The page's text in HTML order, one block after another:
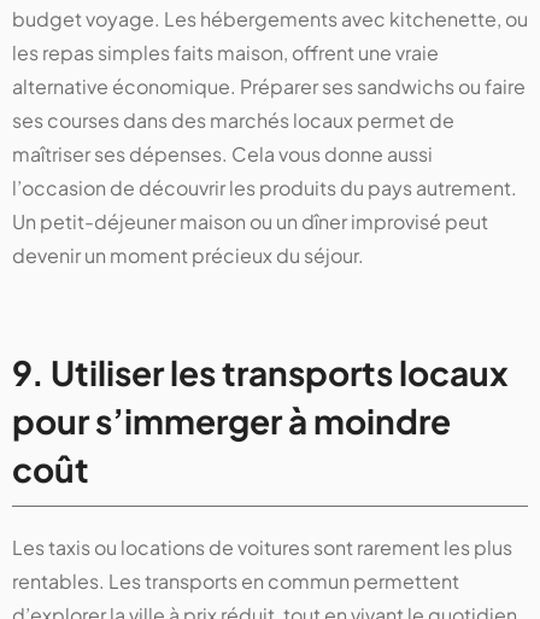
budget voyage. Les hébergements avec kitchenette, ou
les repas simples faits maison, offrent une vraie
alternative économique. Préparer ses sandwichs ou faire
ses courses dans des marchés locaux permet de
maîtriser ses dépenses. Cela vous donne aussi
l’occasion de découvrir les produits du pays autrement.
Un petit-déjeuner maison ou un dîner improvisé peut
devenir un moment précieux du séjour.
9. Utiliser les transports locaux
pour s’immerger à moindre
coût
Les taxis ou locations de voitures sont rarement les plus
rentables. Les transports en commun permettent